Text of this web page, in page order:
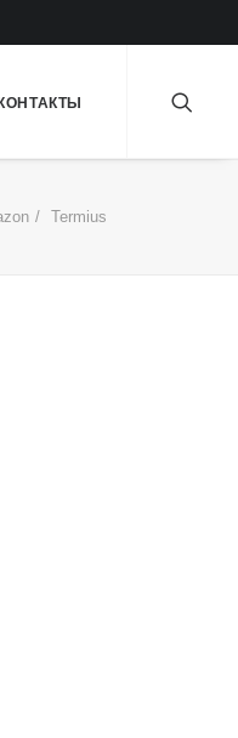
КОНТАКТЫ
Termius